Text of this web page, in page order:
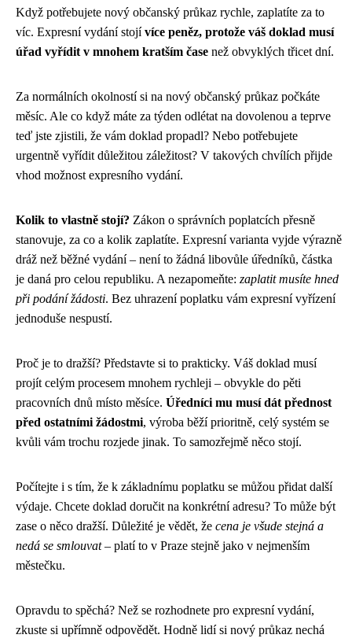
Když potřebujete nový občanský průkaz rychle, zaplatíte za to
víc. Expresní vydání stojívíce peněz, protože váš doklad musí
úřad vyřídit v mnohem kratším čase než obvyklých třicet dní.
Za normálních okolností si na nový občanský průkaz počkáte
měsíc. Ale co když máte za týden odlétat na dovolenou a teprve
teď jste zjistili, že vám doklad propadl? Nebo potřebujete
urgentně vyřídit důležitou záležitost? V takových chvílích přijde
vhod možnost expresního vydání.
Kolik to vlastně stojí? Zákon o správních poplatcích přesně
stanovuje, za co a kolik zaplatíte. Expresní varianta vyjde výrazně
dráž než běžné vydání – není to žádná libovůle úředníků, částka
je daná pro celou republiku. A nezapomeňte: zaplatit musíte hned
při podání žádosti. Bez uhrazení poplatku vám expresní vyřízení
jednoduše nespustí.
Proč je to dražší? Představte si to prakticky. Váš doklad musí
projít celým procesem mnohem rychleji – obvykle do pěti
pracovních dnů místo měsíce. Úředníci mu musí dát přednost
před ostatními žádostmi, výroba běží prioritně, celý systém se
kvůli vám trochu rozjede jinak. To samozřejmě něco stojí.
Počítejte i s tím, že k základnímu poplatku se můžou přidat další
výdaje. Chcete doklad doručit na konkrétní adresu? To může být
zase o něco dražší. Důležité je vědět, že cena je všude stejná a
nedá se smlouvat– platí to v Praze stejně jako v nejmenším
městečku.
Opravdu to spěchá? Než se rozhodnete pro expresní vydání,
zkuste si upřímně odpovědět. Hodně lidí si nový průkaz nechá